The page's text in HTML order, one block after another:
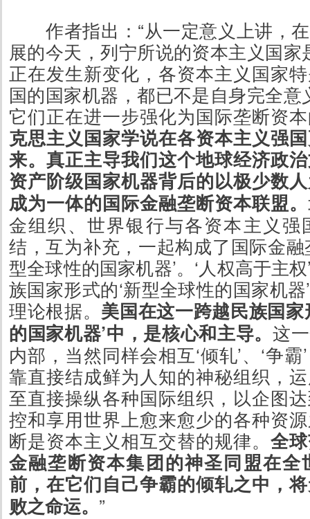
作者指出：“从一定意义上讲，
展的今天，列宁所说的资本主义国家
正在发生新变化，各资本主义国家
国的国家机器，都已不是自身完全意
它们正在进一步强化为国际垄断资
克思主义国家学说在各资本主义强
来。真正主导我们这个地球经济政
资产阶级国家机器背后的以极少数
成为一体的国际金融垄断资本联盟。
金组织、世界银行与各资本主义强
结，互为补充，一起构成了国际金融
型全球性的国家机器’。‘人权高于主
族国家形式的‘新型全球性的国家机
理论根据。 美国在这一跨越民族国家
的国家机器’中，是核心和主导。 这
内部，当然同样会相互‘倾轧’、‘争
靠直接结成鲜为人知的神秘组织，
至直接操纵各种国际组织，以企图
控和享用世界上愈来愈少的各种资
断是资本主义相互交替的规律。 全
金融垄断资本集团的神圣同盟在全
前，在它们自己争霸的倾轧之中，
败之命运。 ”
【视
誉的